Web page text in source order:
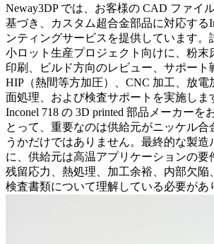
Neway3DP では、お客様の CAD ファイ
基づき、カスタム超合金部品に対応する
ンティングサービスを提供しています。
小ロット生産プロジェクト向けに、粉末
印刷、ビルド方向のレビュー、サポート
HIP（熱間等方加圧）、CNC 加工、放電
面処理、および検査サポートを実施しま
Inconel 718 の 3D printed 部品メーカーを
とって、重要なのは供給元がニッケル合
うかだけではありません。最終的な製造
に、供給元は高温アプリケーションの要
残留応力、熱処理、加工余裕、内部欠陥
検査書類について理解している必要があ